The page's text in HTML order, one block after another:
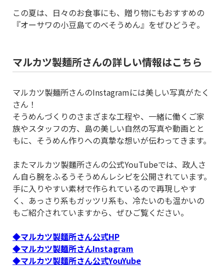
この夏は、日々のお食事にも、贈り物にもおすすめの
『オーサワの小豆島てのべそうめん』をぜひどうぞ。
マルカツ製麺所さんの詳しい情報はこちら
マルカツ製麺所さんのInstagramには美しい写真がたく
さん！
そうめんづくりのさまざまな工程や、一緒に働くご家
族やスタッフの方、島の美しい自然の写真や動画とと
もに、そうめん作りへの真摯な想いが伝わってきます。
またマルカツ製麵所さんの公式YouTubeでは、政人さ
ん自ら腕をふるうそうめんレシピを公開されています。
手に入りやすい素材で作られているので再現しやす
く、あっさり系もガッツリ系も、冷たいのも温かいの
もご紹介されていますから、ぜひご覧ください。
◆マルカツ製麵所さん公式HP
◆マルカツ製麺所さんInstagram
◆マルカツ製麵所さん公式YouYube